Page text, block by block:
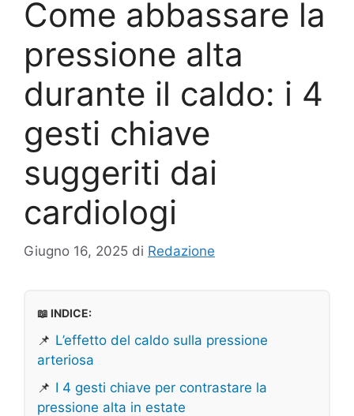
Come abbassare la
pressione alta
durante il caldo: i 4
gesti chiave
suggeriti dai
cardiologi
Giugno 16, 2025 di Redazione
📖 INDICE:
📌 L’effetto del caldo sulla pressione
arteriosa
📌 I 4 gesti chiave per contrastare la
pressione alta in estate